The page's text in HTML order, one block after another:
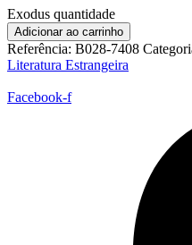
Exodus quantidade
Adicionar ao carrinho
Referência: B028-7408
Literatura Estrangeira
Facebook-f